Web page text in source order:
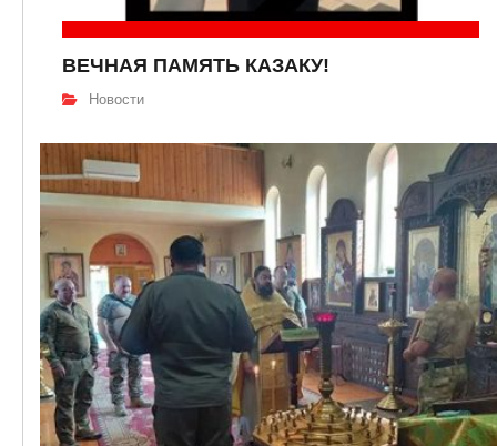
ВЕЧНАЯ ПАМЯТЬ КАЗАКУ!
Новости